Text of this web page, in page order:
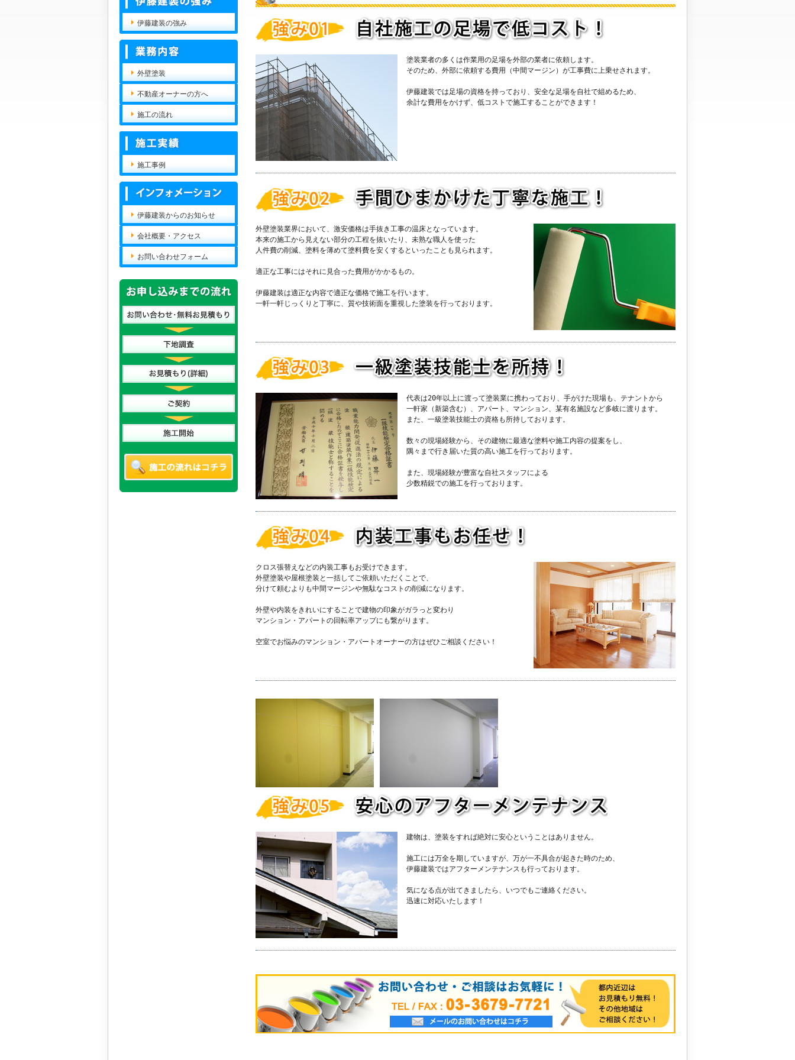
伊藤建装の強み
外壁塗装
不動産オーナーの方へ
施工の流れ
施工事例
伊藤建装からのお知らせ
会社概要・アクセス
お問い合わせフォーム
塗装業者の多くは作業用の足場を外部の業者に依頼します。
そのため、外部に依頼する費用（中間マージン）が工事費に上乗せされます。
伊藤建装では足場の資格を持っており、安全な足場を自社で組めるため、
余計な費用をかけず、低コストで施工することができます！
外壁塗装業界において、激安価格は手抜き工事の温床となっています。
本来の施工から見えない部分の工程を抜いたり、未熟な職人を使った
人件費の削減、塗料を薄めて塗料費を安くするといったことも見られます。
適正な工事にはそれに見合った費用がかかるもの。
伊藤建装は適正な内容で適正な価格で施工を行います。
一軒一軒じっくりと丁寧に、質や技術面を重視した塗装を行っております。
代表は20年以上に渡って塗装業に携わっており、手がけた現場も、テナントから
一軒家（新築含む）、アパート、マンション、某有名施設など多岐に渡ります。
また、一級塗装技能士の資格も所持しております。
数々の現場経験から、その建物に最適な塗料や施工内容の提案をし、
隅々まで行き届いた質の高い施工を行っております。
また、現場経験が豊富な自社スタッフによる
少数精鋭での施工を行っております。
クロス張替えなどの内装工事もお受けできます。
外壁塗装や屋根塗装と一括してご依頼いただくことで、
分けて頼むよりも中間マージンや無駄なコストの削減になります。
外壁や内装をきれいにすることで建物の印象がガラっと変わり
マンション・アパートの回転率アップにも繋がります。
空室でお悩みのマンション・アパートオーナーの方はぜひご相談ください！
建物は、塗装をすれば絶対に安心ということはありません。
施工には万全を期していますが、万が一不具合が起きた時のため、
伊藤建装ではアフターメンテナンスも行っております。
気になる点が出てきましたら、いつでもご連絡ください。
迅速に対応いたします！